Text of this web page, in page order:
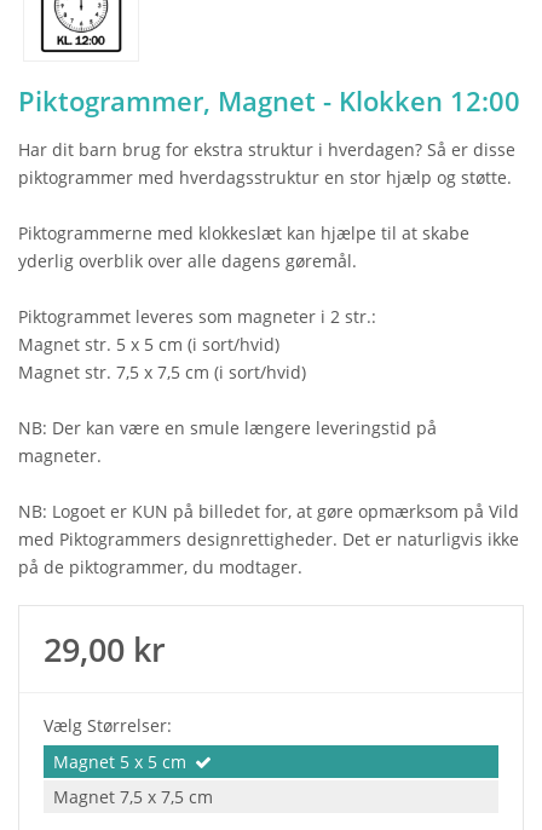
Piktogrammer, Magnet - Klokken 12:00
Har dit barn brug for ekstra struktur i hverdagen? Så er disse
piktogrammer med hverdagsstruktur en stor hjælp og støtte.
Piktogrammerne med klokkeslæt kan hjælpe til at skabe
yderlig overblik over alle dagens gøremål.
Piktogrammet leveres som magneter i 2 str.:
Magnet str. 5 x 5 cm (i sort/hvid)
Magnet str. 7,5 x 7,5 cm (i sort/hvid)
NB: Der kan være en smule længere leveringstid på
magneter.
NB: Logoet er KUN på billedet for, at gøre opmærksom på Vild
med Piktogrammers designrettigheder. Det er naturligvis ikke
på de piktogrammer, du modtager.
29,00 kr
Vælg Størrelser:
Magnet 5 x 5 cm
Magnet 7,5 x 7,5 cm